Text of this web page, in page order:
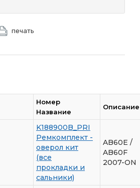
печать
Номер
Название
Описание
K188900B_PRI
Ремкомплект -
оверол кит
(все
прокладки и
сальники)
AB60E /
AB60F
2007-ON